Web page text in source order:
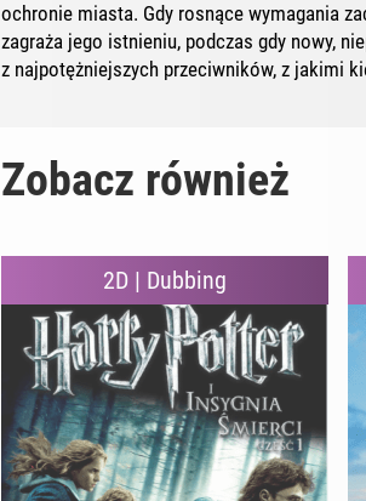
ochronie miasta. Gdy rosnące wymagania
zagraża jego istnieniu, podczas gdy nowy,
z najpotężniejszych przeciwników, z jakimi
Zobacz również
2D | Dubbing